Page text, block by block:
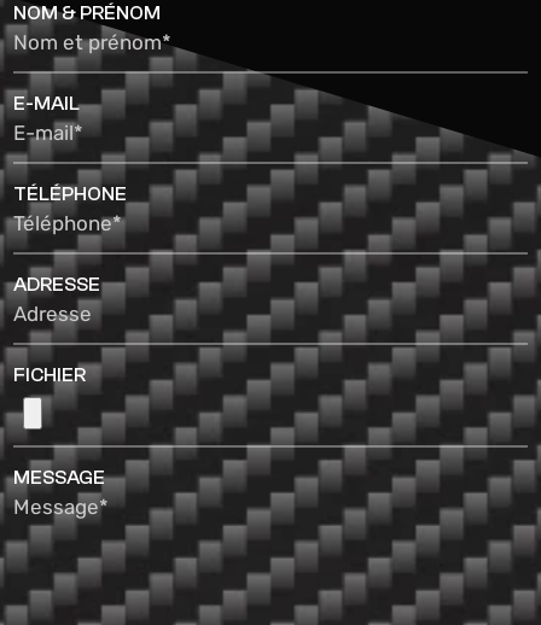
NOM & PRÉNOM
Nom et prénom*
E-MAIL
E-mail*
TÉLÉPHONE
Téléphone*
ADRESSE
Adresse
FICHIER
MESSAGE
Message*